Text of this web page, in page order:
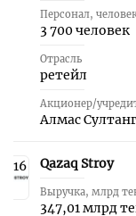
Персонал,
3 700 человек
Отрасль
ретейл
Акционер/
Алмас
16 Qazaq Stroy
Выручка, млрд
347,01 млрд